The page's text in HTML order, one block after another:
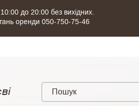
до 20:00 без вихідних.
оренди 050-750-75-46